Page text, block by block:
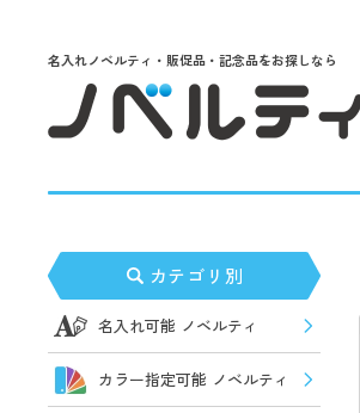
名入れノベルティ・販促品・記念品をお探しなら
カテゴリ別
名入れ可能 ノベルティ
カラー指定可能 ノベルティ